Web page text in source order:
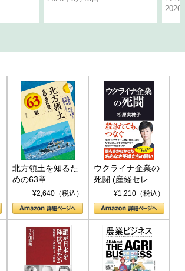
2026
北方領土を知るた
めの63章
¥2,640（税込）
ウクライナ企業の
死闘 (産経セレク
ト S 039)¥1,210（税込）